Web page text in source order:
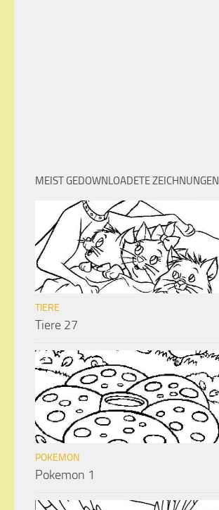
MEIST GEDOWNLOADETE ZEICHNUNGEN
TIERE
Tiere 27
POKEMON
Pokemon 1